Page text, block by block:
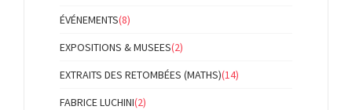
ÉVÉNEMENTS(8)
EXPOSITIONS & MUSEES(2)
EXTRAITS DES RETOMBÉES (MATHS)(14)
FABRICE LUCHINI(2)